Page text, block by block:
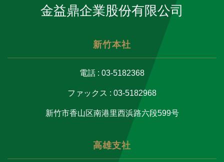
金益鼎企業股份有限公司
新竹本社
電話 : 03-5182368
ファックス : 03-5182968
新竹市香山区南港里西浜路六段599号
高雄支社